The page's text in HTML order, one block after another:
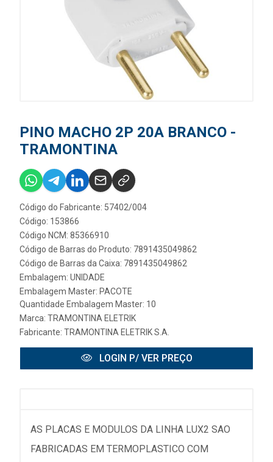
PINO MACHO 2P 20A BRANCO -
TRAMONTINA
Código do Fabricante: 57402/004
Código: 153866
Código NCM: 85366910
Código de Barras do Produto: 7891435049862
Código de Barras da Caixa: 7891435049862
Embalagem: UNIDADE
Embalagem Master: PACOTE
Quantidade Embalagem Master: 10
Marca: TRAMONTINA ELETRIK
Fabricante: TRAMONTINA ELETRIK S.A.
LOGIN P/ VER PREÇO
AS PLACAS E MODULOS DA LINHA LUX2 SAO
FABRICADAS EM TERMOPLASTICO COM